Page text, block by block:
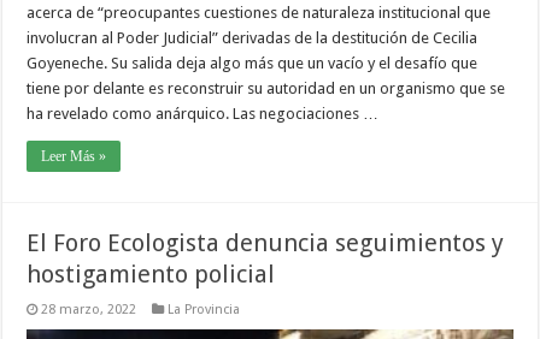
acerca de “preocupantes cuestiones de naturaleza institucional que
involucran al Poder Judicial” derivadas de la destitución de Cecilia
Goyeneche. Su salida deja algo más que un vacío y el desafío que
tiene por delante es reconstruir su autoridad en un organismo que se
ha revelado como anárquico. Las negociaciones …
Leer Más »
El Foro Ecologista denuncia seguimientos y
hostigamiento policial
28 marzo, 2022 La Provincia